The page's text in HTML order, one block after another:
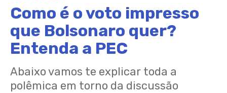
Como é o voto impresso
que Bolsonaro quer?
Entenda a PEC
Abaixo vamos te explicar toda a
polêmica em torno da discussão